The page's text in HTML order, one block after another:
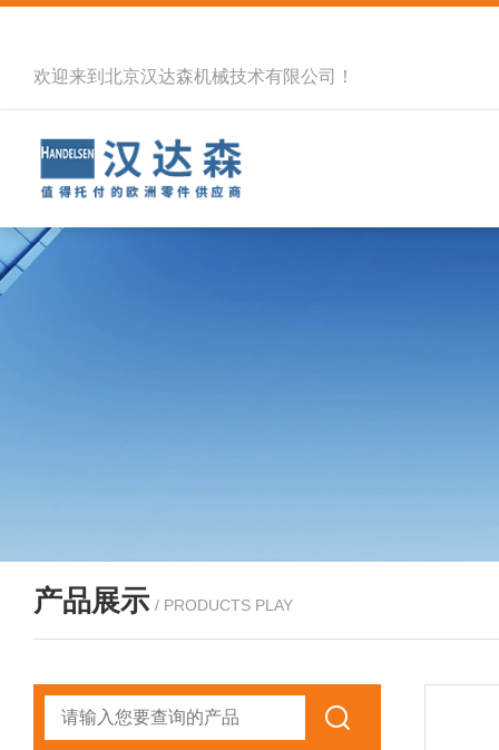
欢迎来到北京汉达森机械技术有限公司！
产品展示 / PRODUCTS PLAY